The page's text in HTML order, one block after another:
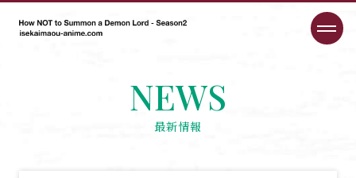
NEWS
最新情報